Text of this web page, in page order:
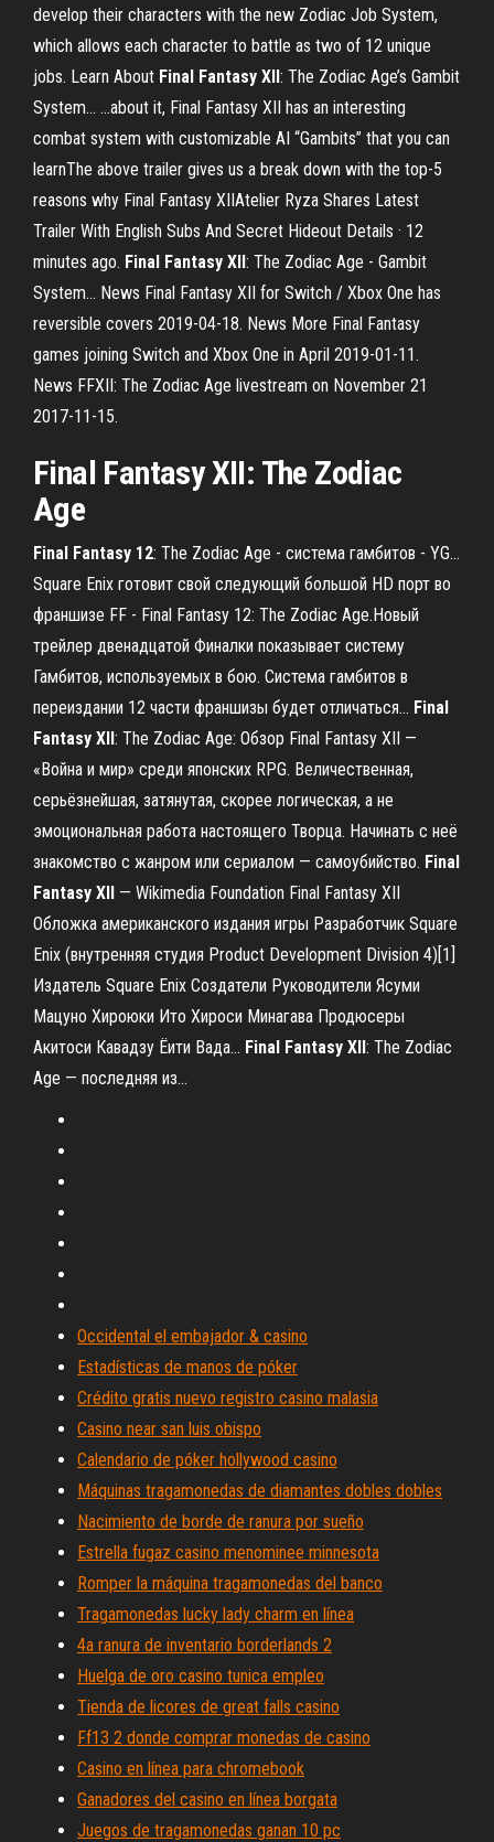
develop their characters with the new Zodiac Job System,
which allows each character to battle as two of 12 unique
jobs. Learn About Final Fantasy XII: The Zodiac Age’s Gambit
System… ...about it, Final Fantasy XII has an interesting
combat system with customizable AI “Gambits” that you can
learnThe above trailer gives us a break down with the top-5
reasons why Final Fantasy XIIAtelier Ryza Shares Latest
Trailer With English Subs And Secret Hideout Details · 12
minutes ago. Final Fantasy XII: The Zodiac Age - Gambit
System… News Final Fantasy XII for Switch / Xbox One has
reversible covers 2019-04-18. News More Final Fantasy
games joining Switch and Xbox One in April 2019-01-11.
News FFXII: The Zodiac Age livestream on November 21
2017-11-15.
Final FantasyXII: The Zodiac
Age
Final Fantasy 12: The Zodiac Age - система гамбитов - YG…
Square Enix готовит свой следующий большой HD порт во
франшизе FF - Final Fantasy 12: The Zodiac Age.Новый
трейлер двенадцатой Финалки показывает систему
Гамбитов, используемых в бою. Система гамбитов в
переиздании 12 части франшизы будет отличаться... Final
Fantasy XII: The Zodiac Age: Обзор Final Fantasy XII —
«Война и мир» среди японских RPG. Величественная,
серьёзнейшая, затянутая, скорее логическая, а не
эмоциональная работа настоящего Творца. Начинать с неё
знакомство с жанром или сериалом — самоубийство. Final
Fantasy XII — Wikimedia Foundation Final Fantasy XII
Обложка американского издания игры Разработчик Square
Enix (внутренняя студия Product Development Division 4)[1]
Издатель Square Enix Создатели Руководители Ясуми
Мацуно Хироюки Ито Хироси Минагава Продюсеры
Акитоси Кавадзу Ёити Вада... Final Fantasy XII: The Zodiac
Age — последняя из…
Occidental el embajador & casino
Estadísticas de manos de póker
Crédito gratis nuevo registro casino malasia
Casino near san luis obispo
Calendario de póker hollywood casino
Máquinas tragamonedas de diamantes dobles dobles
Nacimiento de borde de ranura por sueño
Estrella fugaz casino menominee minnesota
Romper la máquina tragamonedas del banco
Tragamonedas lucky lady charm en línea
4a ranura de inventario borderlands 2
Huelga de oro casino tunica empleo
Tienda de licores de great falls casino
Ff13 2 donde comprar monedas de casino
Casino en línea para chromebook
Ganadores del casino en línea borgata
Juegos de tragamonedas ganan 10 pc